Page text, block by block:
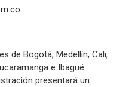
de Bogotá, Medellín, Cali,
e Ibagué.
presentará un